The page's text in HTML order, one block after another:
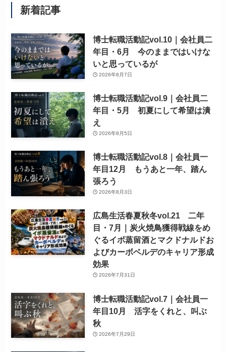
新着記事
博士転職活動記vol.10｜会社員二
年目・6月 今のままではいけな
いと思っているが
2026年8月7日
博士転職活動記vol.9｜会社員二
年目・5月 初夏にして希望は潰
え
2026年8月5日
博士転職活動記vol.8｜会社員一
年目12月 もうあと一年、踏ん
張ろう
2026年8月3日
広島生活春夏秋冬vol.21 二年
目・7月｜炭火焼鳥獲得戦線をめ
ぐるイボ蒸留酒とマクドナルドお
よびカーボベルデのキャリア形成
効果
2026年7月31日
博士転職活動記vol.7｜会社員一
年目10月 活字をくれと、叫ぶ
秋
2026年7月29日